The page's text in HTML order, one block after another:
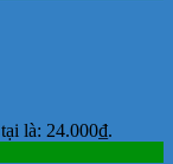
là: 24.000₫.